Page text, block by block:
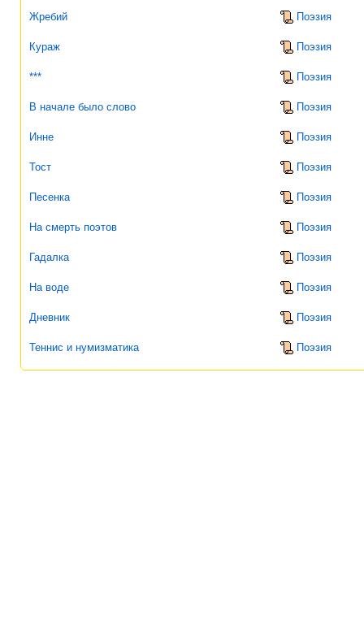
Жребий Поэзия
Кураж Поэзия
*** Поэзия
В начале было слово Поэзия
Инне Поэзия
Тост Поэзия
Песенка Поэзия
На смерть поэтов Поэзия
Гадалка Поэзия
На воде Поэзия
Дневник Поэзия
Теннис и нумизматика Поэзия